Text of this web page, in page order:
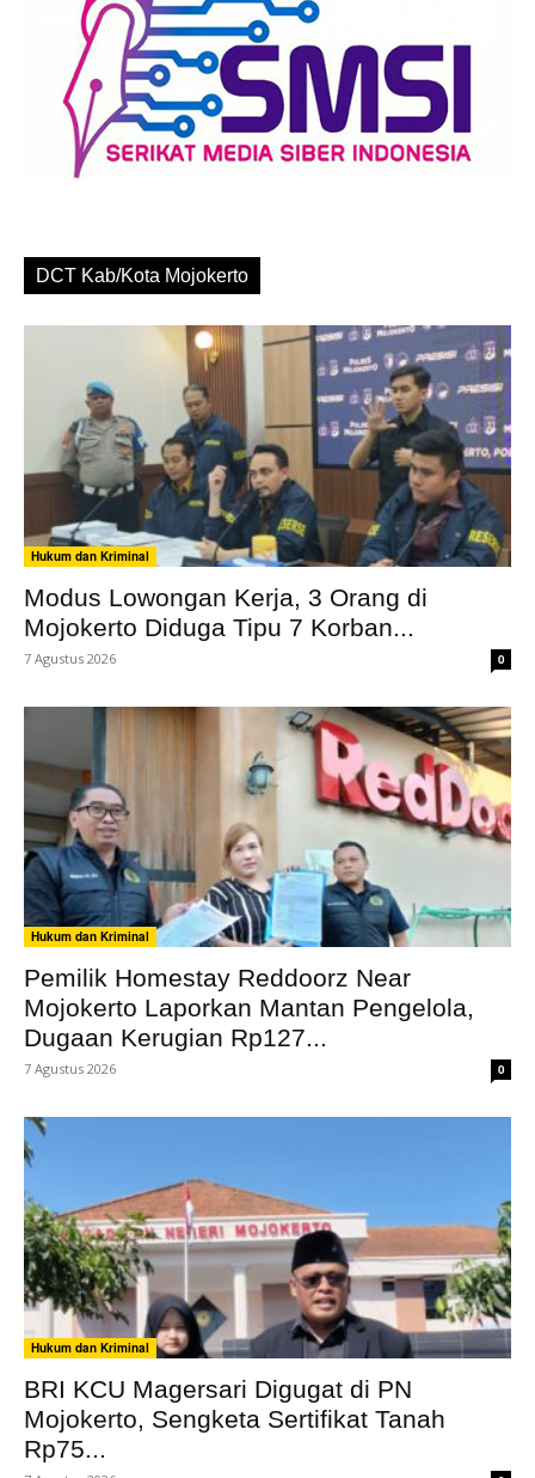
DCT Kab/Kota Mojokerto
Hukum dan Kriminal
Modus Lowongan Kerja, 3 Orang di
Mojokerto Diduga Tipu 7 Korban...
7 Agustus 2026 0
Hukum dan Kriminal
Pemilik Homestay Reddoorz Near
Mojokerto Laporkan Mantan Pengelola,
Dugaan Kerugian Rp127...
7 Agustus 2026 0
Hukum dan Kriminal
BRI KCU Magersari Digugat di PN
Mojokerto, Sengketa Sertifikat Tanah
Rp75...